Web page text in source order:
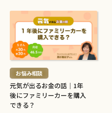
意点・対処法を解説
2026.04.20
き
を
読
む
> お悩み相談
元気が出るお金の話｜1年
後にファミリーカーを購入
できる？